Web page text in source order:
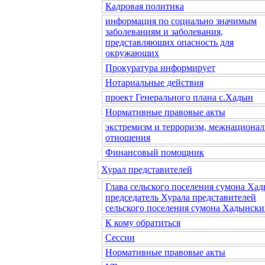
Кадровая политика
информация по социально значимым
заболеваниям и заболевания,
представляющих опасность для
окружающих
Прокуратура информирует
Нотариальные действия
проект Генерального плана с.Хадын
Нормативные правовые акты
экстремизм и терроризм,
отношения
Финансовый помощник
Хурал представителей
Глава сельского поселения сумона
председатель Хурала представителей
сельского поселения сумона
К кому обратиться
Сессии
Нормативные правовые акты